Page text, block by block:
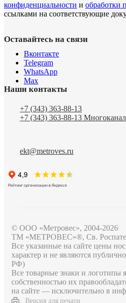
конфиденциальности и обработки
ссылками на соответствующие
Оставайтесь на связи
Вконтакте
Telegram
WhatsApp
Max
Наши контакты
+7 (343) 363-88-13
+7 (343) 363-88-13
ekt@metroves.ru
© ООО «Метровес», 2004-2026
ТМ «МЕТРОВЕС»®, Св.
Все указанные на сайте цены
характер и не являются
РФ)
Все товарные знаки и логотипы
собственностью их
на сайте — исключительно в
Версия для печати